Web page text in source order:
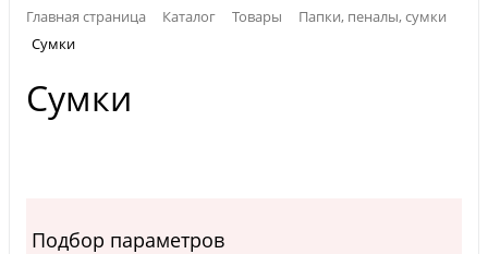
Главная страница Каталог Товары
Папки, пеналы, сумки
Сумки
Сумки
Подбор параметров